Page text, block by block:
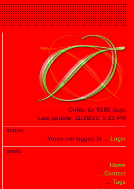
Online for 8188 days
Last update: 11/29/25, 5:22 PM
status
Youre not logged in ... Login
menu
Home
... Contact
Tags